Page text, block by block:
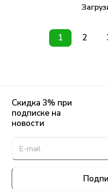
1 2
Скидка 3% при
подписке на
новости